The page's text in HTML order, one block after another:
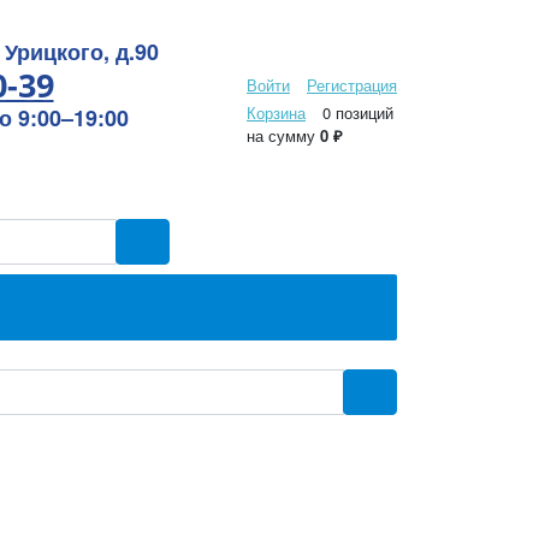
Войти
Регистрация
Корзина
0 позиций
на сумму 0 ₽
д.90
39
9:00–19:00